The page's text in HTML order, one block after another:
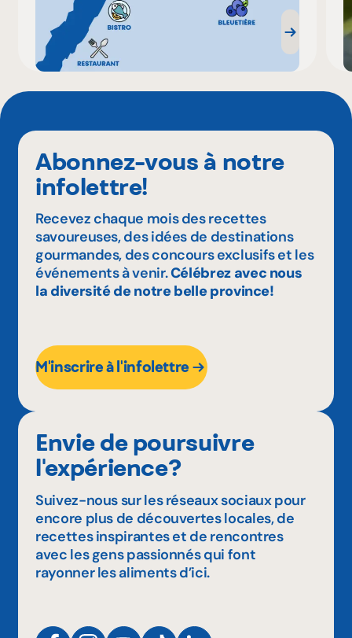
Abonnez-vous à notre
infolettre!
Recevez chaque mois des recettes
savoureuses, des idées de destinations
gourmandes, des concours exclusifs et les
événements à venir.Célébrez avec nous
la diversité de notre belle province!
M'inscrire à l'infolettre
Envie de poursuivre
l'expérience?
Suivez-nous sur les réseaux sociaux pour
encore plus de découvertes locales, de
recettes inspirantes et de rencontres
avec les gens passionnés qui font
rayonner les aliments d’ici.